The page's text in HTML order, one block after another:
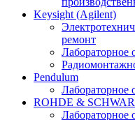
Keysight (Agilent)
ремонт
Лабораторное
Pendulum
Лабораторное
ROHDE &
Лабораторное